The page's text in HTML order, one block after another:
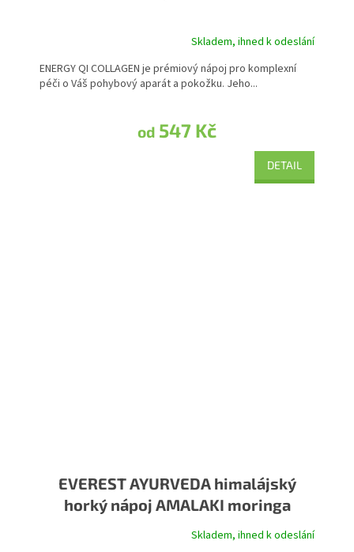
Průměrné hodnocení produktu je 5,0 z 5 hvězdiček.
Skladem, ihned k odeslání
od 547 Kč
DETAIL
ENERGY QI COLLAGEN je prémiový nápoj pro komplexní
péči o Váš pohybový aparát a pokožku. Jeho...
EVEREST AYURVEDA himalájský
horký nápoj AMALAKI moringa
Průměrné hodnocení produktu je 5,0 z 5 hvězdiček.
Skladem, ihned k odeslání